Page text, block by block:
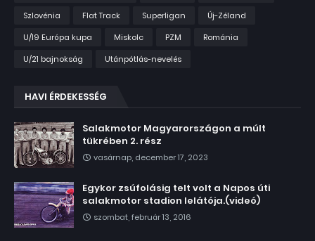
Szlovénia
Flat Track Superligan
Új-Zéland
U/19 Európa kupa
Miskolc PZM
Románia
U/21 bajnokság
Utánpótlás-nevelés
HAVI ÉRDEKESSÉG
Salakmotor Magyarországon a múlt
tükrében 2. rész
vasárnap, december 17, 2023
Egykor zsúfolásig telt volt a Napos úti
salakmotor stadion lelátója.(videó)
szombat, február 13, 2016